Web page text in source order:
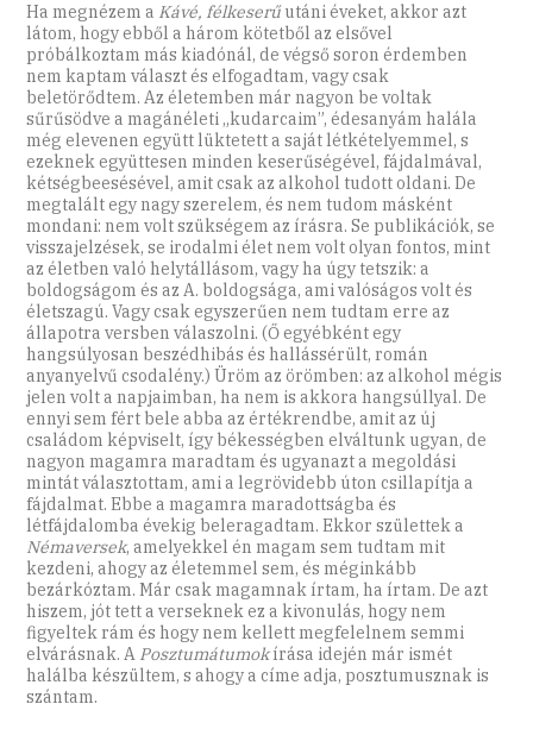
Ha megnézem a Kávé, félkeserűutáni éveket, akkor azt
látom, hogy ebből a három kötetből az elsővel
próbálkoztam más kiadónál, de végső soron érdemben
nem kaptam választ és elfogadtam, vagy csak
beletörődtem. Az életemben már nagyon be voltak
sűrűsödve a magánéleti „kudarcaim”, édesanyám halála
még elevenen együtt lüktetett a saját létkételyemmel, s
ezeknek együttesen minden keserűségével, fájdalmával,
kétségbeesésével, amit csak az alkohol tudott oldani. De
megtalált egy nagy szerelem, és nem tudom másként
mondani: nem volt szükségem az írásra. Se publikációk, se
visszajelzések, se irodalmi élet nem volt olyan fontos, mint
az életben való helytállásom, vagy ha úgy tetszik: a
boldogságom és az A. boldogsága, ami valóságos volt és
életszagú. Vagy csak egyszerűen nem tudtam erre az
állapotra versben válaszolni. (Ő egyébként egy
hangsúlyosan beszédhibás és hallássérült, román
anyanyelvű csodalény.) Üröm az örömben: az alkohol mégis
jelen volt a napjaimban, ha nem is akkora hangsúllyal. De
ennyi sem fért bele abba az értékrendbe, amit az új
családom képviselt, így békességben elváltunk ugyan, de
nagyon magamra maradtam és ugyanazt a megoldási
mintát választottam, ami a legrövidebb úton csillapítja a
fájdalmat. Ebbe a magamra maradottságba és
létfájdalomba évekig beleragadtam. Ekkor születtek a
Némaversek, amelyekkel én magam sem tudtam mit
kezdeni, ahogy az életemmel sem, és méginkább
bezárkóztam. Már csak magamnak írtam, ha írtam. De azt
hiszem, jót tett a verseknek ez a kivonulás, hogy nem
figyeltek rám és hogy nem kellett megfelelnem semmi
elvárásnak. A Posztumátumokírása idején már ismét
halálba készültem, s ahogy a címe adja, posztumusznak is
szántam.